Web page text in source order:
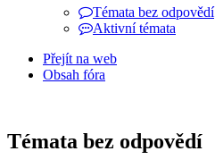
Témata bez odpovědí
Aktivní témata
Přejít na web
Obsah fóra
Témata bez odpovědí